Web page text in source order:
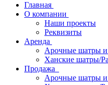
Главная
О компании
Наши проекты
Реквизиты
Аренда
Арочные шатры и
Ханские шатры/
Продажа
Арочные шатры и